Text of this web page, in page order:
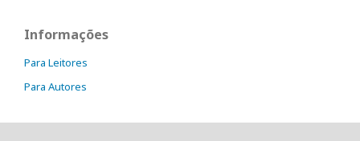
Informações
Para Leitores
Para Autores